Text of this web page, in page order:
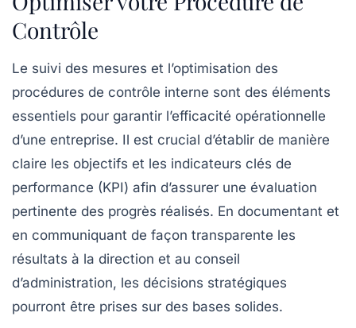
Contrôle
Le suivi des mesures et l’optimisation des
procédures de contrôle interne sont des éléments
essentiels pour garantir l’efficacité opérationnelle
d’une entreprise. Il est crucial d’établir de manière
claire les objectifs et les indicateurs clés de
performance (KPI) afin d’assurer une évaluation
pertinente des progrès réalisés. En documentant et
en communiquant de façon transparente les
résultats à la direction et au conseil
d’administration, les décisions stratégiques
pourront être prises sur des bases solides.